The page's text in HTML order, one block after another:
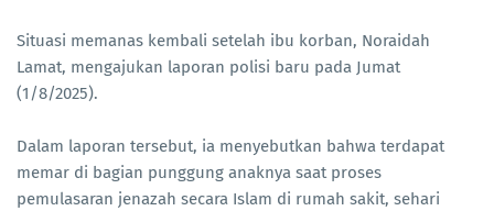
Situasi memanas kembali setelah ibu korban, Noraidah
Lamat, mengajukan laporan polisi baru pada Jumat
(1/8/2025).
Dalam laporan tersebut, ia menyebutkan bahwa terdapat
memar di bagian punggung anaknya saat proses
pemulasaran jenazah secara Islam di rumah sakit, sehari